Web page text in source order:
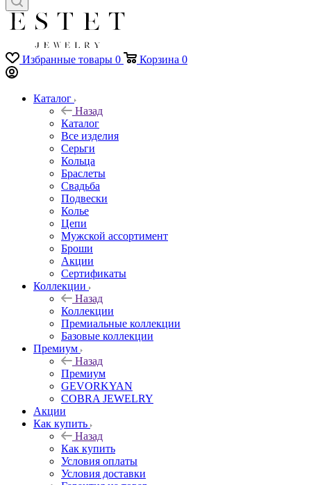
Избранные товары 0 Корзина 0
Каталог
Назад
Каталог
Все изделия
Серьги
Кольца
Браслеты
Свадьба
Подвески
Колье
Цепи
Мужской ассортимент
Броши
Акции
Сертификаты
Коллекции
Назад
Коллекции
Премиальные коллекции
Базовые коллекции
Премиум
Назад
Премиум
GEVORKYAN
COBRA JEWELRY
Акции
Как купить
Назад
Как купить
Условия оплаты
Условия доставки